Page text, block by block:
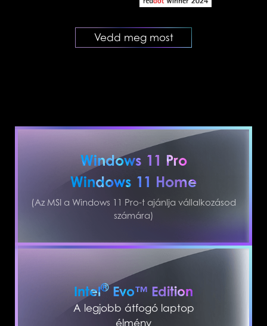
Vedd meg most
Windows 11 Pro
Windows 11 Home
(Az MSI a Windows 11 Pro-t ajánlja vállalkozásod
számára)
Intel® Evo™ Edition
A legjobb átfogó laptop
élmény